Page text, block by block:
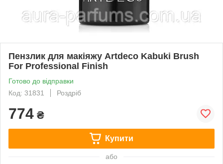
Пензлик для макіяжу Artdeco Kabuki Brush
For Professional Finish
Готово до відправки
Код: 31831
Роздріб
774 ₴
Купити
або